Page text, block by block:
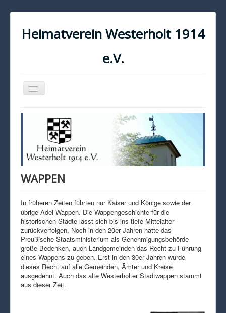
Heimatverein Westerholt 1914
e.V.
Navigation
an/aus
KONTAKT
IMPRESSUM
DATENSCHUTZ
WAPPEN
In früheren Zeiten führten nur Kaiser und Könige sowie der
übrige Adel Wappen. Die Wappengeschichte für die
historischen Städte lässt sich bis ins tiefe Mittelalter
zurückverfolgen. Noch in den 20er Jahren hatte das
Preußische Staatsministerium als Genehmigungsbehörde
große Bedenken, auch Landgemeinden das Recht zu Führung
eines Wappens zu geben. Erst in den 30er Jahren wurde
dieses Recht auf alle Gemeinden, Ämter und Kreise
ausgedehnt. Auch das alte Westerholter Stadtwappen stammt
aus dieser Zeit.